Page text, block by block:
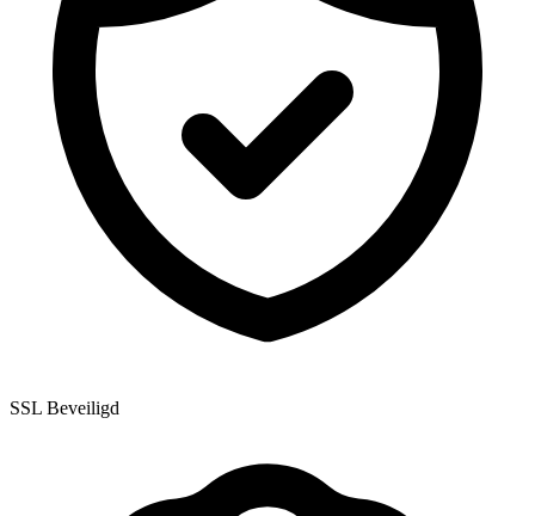
SSL Beveiligd